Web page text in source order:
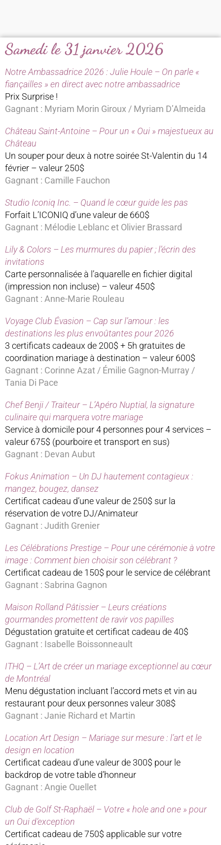
Samedi le 31 janvier 2026
Notre Ambassadrice 2026 : Julie Houle – On parle «
fiançailles » en direct avec notre ambassadrice
Prix Surprise !
Gagnant : Myriam Morin Giroux / Myriam D’Almeida
Château Saint-Antoine – Pour un « Oui » majestueux au
Château
Un souper pour deux à notre soirée St-Valentin du 14
février – valeur 250$
Gagnant : Camille Fauchon
Studio Iconiq Inc. – Quand le cœur guide les pas
Forfait L’ICONIQ d’une valeur de 660$
Gagnant : Mélodie Leblanc et Olivier Brassard
Lily & Colors – Les murmures du papier ; l’écrin des
invitations
Carte personnalisée à l’aquarelle en fichier digital
(impression non incluse) – valeur 450$
Gagnant : Anne-Marie Rouleau
Voyage Club Évasion – Cap sur l’amour : les
destinations les plus envoûtantes pour 2026
3 certificats cadeaux de 200$ + 5h gratuites de
coordination mariage à destination – valeur 600$
Gagnant : Corinne Azat / Émilie Gagnon-Murray /
Tania Di Pace
Chef Benji / Traiteur – L’Apéro Nuptial, la signature
culinaire qui marquera votre mariage
Service à domicile pour 4 personnes pour 4 services –
valeur 675$ (pourboire et transport en sus)
Gagnant : Devan Aubut
Fokus Animation – Un DJ hautement contagieux :
mangez, bougez, dansez
Certificat cadeau d’une valeur de 250$ sur la
réservation de votre DJ/Animateur
Gagnant : Judith Grenier
Les Célébrations Prestige – Pour une cérémonie à votre
image : Comment bien choisir son célébrant ?
Certificat cadeau de 150$ pour le service de célébrant
Gagnant : Sabrina Gagnon
Maison Rolland Pâtissier – Leurs créations
gourmandes promettent de ravir vos papilles
Dégustation gratuite et certificat cadeau de 40$
Gagnant : Isabelle Boissonneault
ITHQ – L’Art de créer un mariage exceptionnel au cœur
de Montréal
Menu dégustation incluant l’accord mets et vin au
restaurant pour deux personnes valeur 308$
Gagnant : Janie Richard et Martin
Location Art Design – Mariage sur mesure : l’art et le
design en location
Certificat cadeau d’une valeur de 300$ pour le
backdrop de votre table d’honneur
Gagnant : Angie Ouellet
Club de Golf St-Raphaël – Votre « hole and one » pour
un Oui d’exception
Certificat cadeau de 750$ applicable sur votre